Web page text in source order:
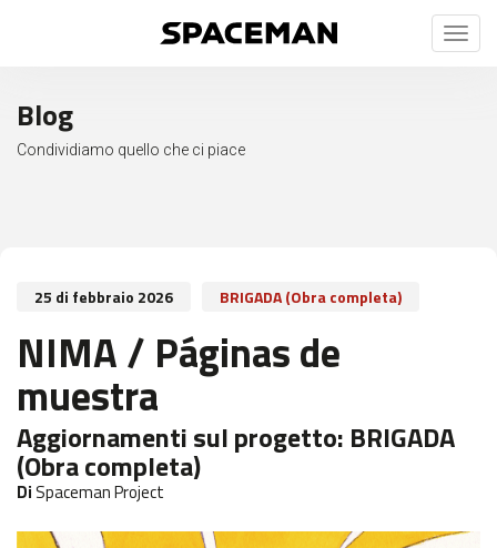
Toggle
Blog
Condividiamo quello che ci piace
25 di febbraio 2026 BRIGADA (Obra completa)
NIMA / Páginas de
muestra
Aggiornamenti sul progetto: BRIGADA
(Obra completa)
DiSpaceman Project